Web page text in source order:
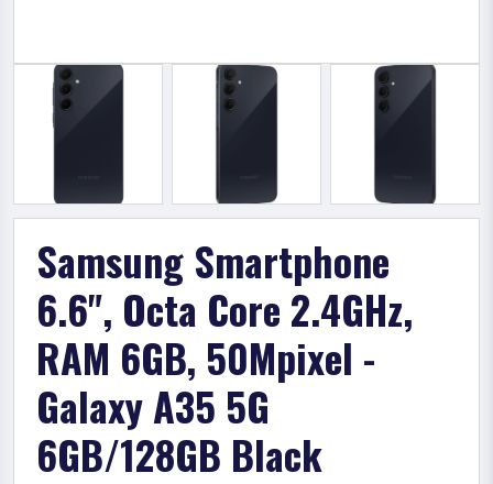
Samsung Smartphone
6.6", Octa Core 2.4GHz,
RAM 6GB, 50Mpixel -
Galaxy A35 5G
6GB/128GB Black